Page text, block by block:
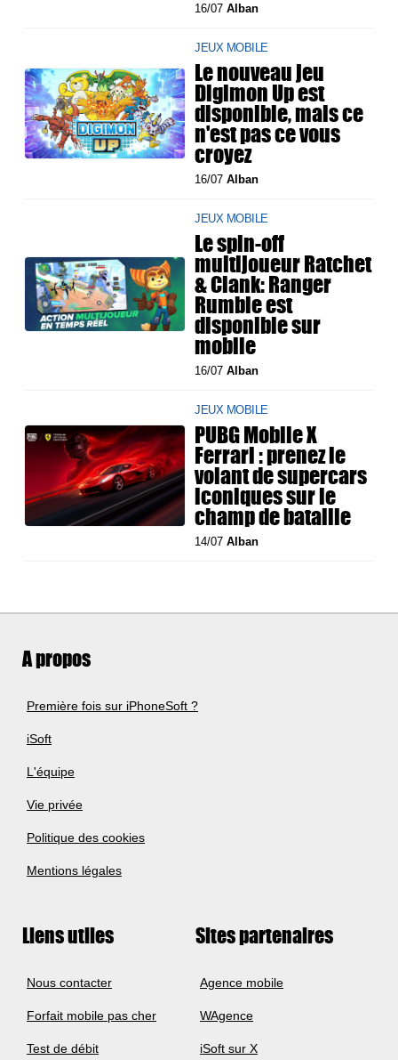
16/07Alban
JEUX MOBILE
Le nouveau jeu
Digimon Up est
disponible, mais ce
n'est pas ce vous
croyez
16/07Alban
JEUX MOBILE
Le spin-off
multijoueur Ratchet
& Clank: Ranger
Rumble est
disponible sur
mobile
16/07Alban
JEUX MOBILE
PUBG Mobile X
Ferrari : prenez le
volant de supercars
iconiques sur le
champ de bataille
14/07Alban
A propos
Première fois sur iPhoneSoft ?
iSoft
L'équipe
Vie privée
Politique des cookies
Mentions légales
Liens utiles
Nous contacter
Forfait mobile pas cher
Test de débit
Sites partenaires
Agence mobile
WAgence
iSoft sur X